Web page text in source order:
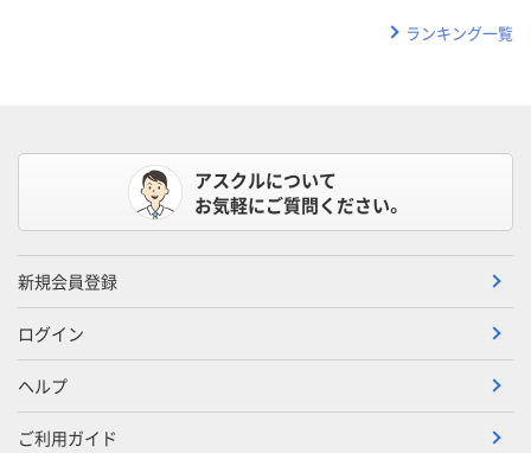
ランキング一覧
アスクルについて
お気軽にご質問ください。
新規会員登録
ログイン
ヘルプ
ご利用ガイド